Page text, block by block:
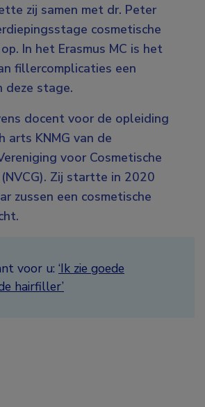
zij samen met dr. Peter
cosmetische
In het Erasmus MC is het
fillercomplicaties een
deze stage.
docent voor de opleiding
arts KNMG van de
voor Cosmetische
Zij startte in 2020
zussen een cosmetische
voor u: ‘Ik zie goede
hairfiller’